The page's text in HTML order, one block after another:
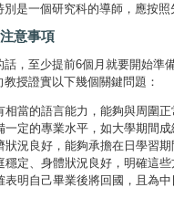
是一個研究科的導師，應按照
意事項
話，至少提前6個月就要開始準
教授證實以下幾個關鍵問題：
相當的語言能力，能夠與周圍
一定的專業水平，如大學期間
狀況良好，能夠承擔在日學習
穩定、身體狀況良好，明確這
表明自己畢業後將回國，且為中